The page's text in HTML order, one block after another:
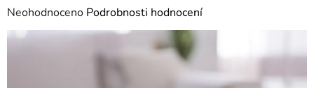
Průměrné
hodnocení
Neohodnoceno Podrobnosti hodnocení